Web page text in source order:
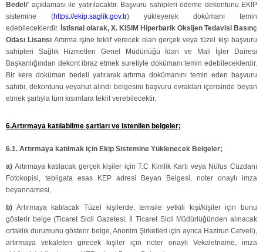
Bedeli’ açıklaması ile yatırılacaktır. Başvuru sahipleri ödeme dekontunu EKİP
sistemine (https://ekip.saglik.gov.tr)
yükleyerek dokümanı temin
edebileceklerdir. İstisnai olarak, X. KISIM Hiperbarik Oksijen Tedavisi Basınç
Odası Lisansı Artırma işine teklif verecek olan gerçek veya tüzel kişi başvuru
sahipleri Sağlık Hizmetleri Genel Müdürlüğü İdari ve Mali İşler Dairesi
Başkanlığından dekont ibraz etmek suretiyle dokümanı temin edebileceklerdir.
Bir kere doküman bedeli yatırarak artırma dokümanını temin eden başvuru
sahibi, dekontunu veyahut alındı belgesini başvuru evrakları içerisinde beyan
etmek şartıyla tüm kısımlara teklif verebilecektir.
6.Artırmaya katılabilme şartları ve istenilen belgeler;
6.1. Artırmaya katılmak için Ekip Sistemine Yüklenecek Belgeler;
a) Artırmaya katılacak gerçek kişiler için T.C Kimlik Kartı veya Nüfus Cüzdanı
Fotokopisi, tebligata esas KEP adresi Beyan Belgesi, noter onaylı imza
beyannamesi,
b) Artırmaya katılacak Tüzel kişilerde; temsile yetkili kişi/kişiler için bunu
gösterir belge (Ticaret Sicil Gazetesi, İl Ticaret Sicil Müdürlüğünden alınacak
ortaklık durumunu gösterir belge, Anonim Şirketleri için ayrıca Hazirun Cetveli),
artırmaya vekaleten girecek kişiler için noter onaylı Vekaletname, imza